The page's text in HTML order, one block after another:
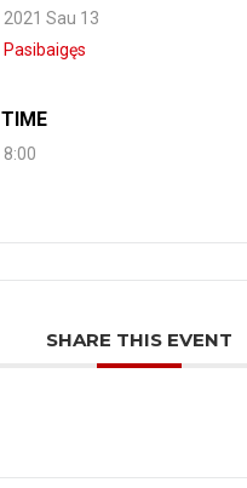
2021 Sau 13
Pasibaigęs
TIME
8:00
SHARE THIS EVENT